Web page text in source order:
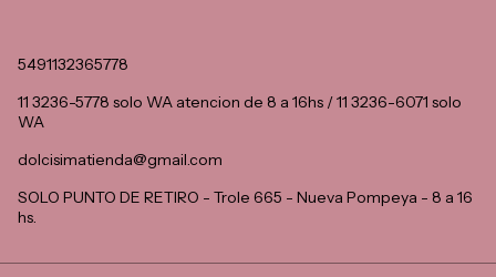
5491132365778
11 3236-5778 solo WA atencion de 8 a 16hs / 11 3236-6071 solo
WA
dolcisimatienda@gmail.com
SOLO PUNTO DE RETIRO - Trole 665 - Nueva Pompeya - 8 a 16
hs.